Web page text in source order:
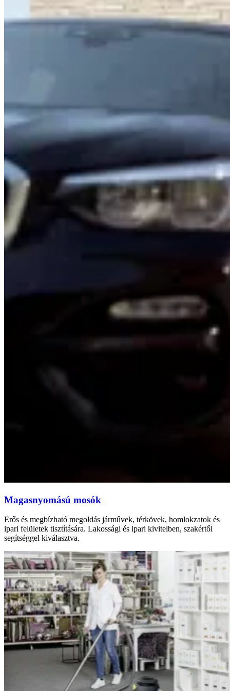
Magasnyomású mosók
Erős és megbízható megoldás járművek, térkövek, homlokzatok és
ipari felületek tisztítására. Lakossági és ipari kivitelben, szakértői
segítséggel kiválasztva.